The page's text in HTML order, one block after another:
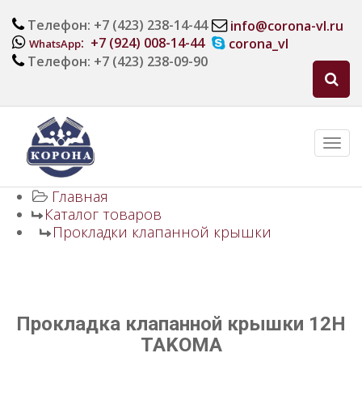
Телефон: +7 (423) 238-14-44
WhatsApp: +7 (924) 008-14-44
Телефон: +7 (423) 238-09-90
info@corona-vl.ru
corona_vl
Главная
Каталог товаров
Прокладки клапанной крышки
Прокладка клапанной крышки 12H
TAKOMA